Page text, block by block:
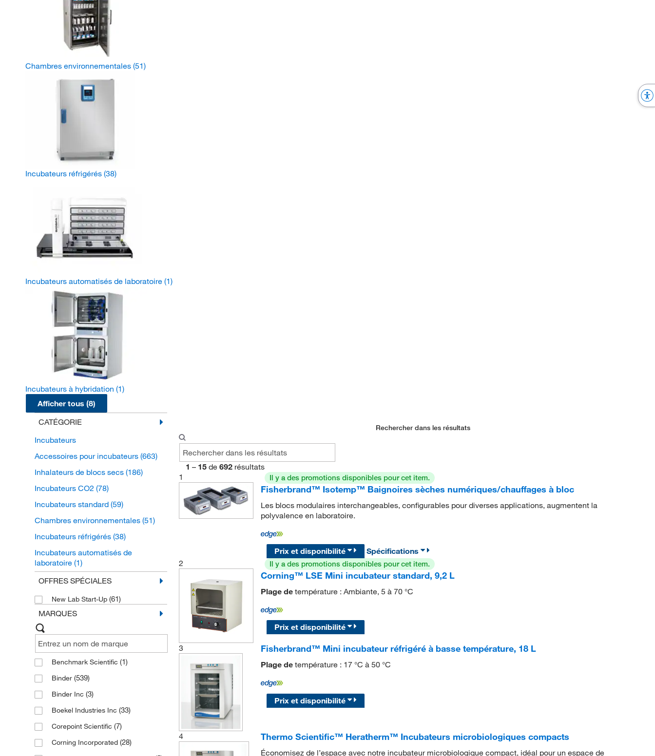
Chambres environnementales (51)
Incubateurs réfrigérés (38)
Incubateurs automatisés de laboratoire (1)
Incubateurs à hybridation (1)
Afficher tous (8)
CATÉGORIE
Incubateurs
Accessoires pour incubateurs (663)
Inhalateurs de blocs secs (186)
Incubateurs CO2 (78)
Incubateurs standard (59)
Chambres environnementales (51)
Incubateurs réfrigérés (38)
Incubateurs automatisés de
laboratoire (1)
Incubateurs à hybridation
OFFRES SPÉCIALES
New Lab Start-Up (61)
MARQUES
Benchmark Scientific (1)
Binder (539)
Binder Inc (3)
Boekel Industries Inc (33)
Corepoint Scientific (7)
Corning Incorporated (28)
Rechercher dans les résultats
1 – 15 de 692 résultats
1
Il y a des promotions disponibles pour cet item.
Fisherbrand™ Isotemp™ Baignoires sèches numériques/chauffages à bloc
Les blocs modulaires interchangeables, configurables pour diverses applications, augmentent la
polyvalence en laboratoire.
Prix et disponibilité
Spécifications
2
Il y a des promotions disponibles pour cet item.
Corning™ LSE Mini incubateur standard, 9,2 L
Plage detempérature : Ambiante, 5 à 70 °C
Prix et disponibilité
3 Fisherbrand™ Mini incubateur réfrigéré à basse température, 18 L
Plage detempérature : 17 °C à 50 °C
Prix et disponibilité
4 Thermo Scientific™ Heratherm™ Incubateurs microbiologiques compacts
Économisez de l’espace avec notre incubateur microbiologique compact, idéal pour un espace de